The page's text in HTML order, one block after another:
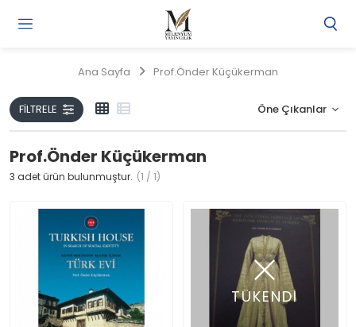
Ana Sayfa Prof.Önder Küçükerman
FILTRELE
Prof.Önder Küçükerman
3 adet ürün bulunmuştur. (1 / 1)
TÜKENDİ